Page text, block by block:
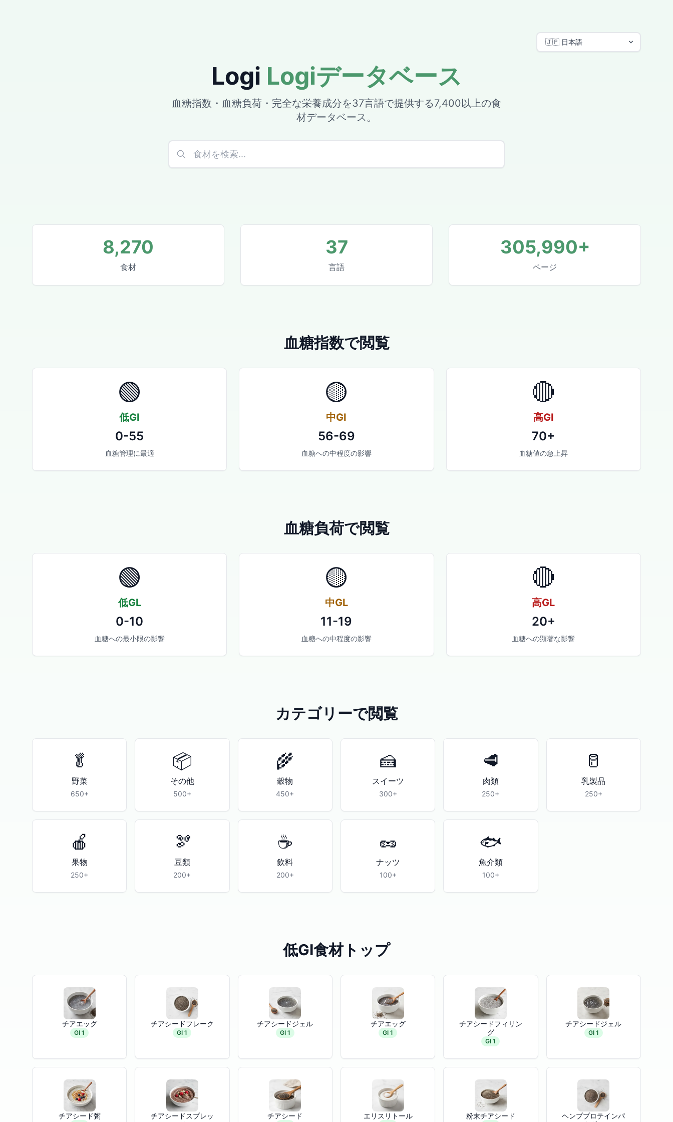
Logi Logiデータベース
血糖指数・血糖負荷・完全な栄養成分を37言語で提供する7,400以上の食
材データベース。
8,270
食材
37
言語
305,990+
ページ
血糖指数で閲覧
🟢
低GI
0-55
血糖管理に最適
🟡
中GI
56-69
血糖への中程度の影響
🔴
高GI
70+
血糖値の急上昇
血糖負荷で閲覧
🟢
低GL
0-10
血糖への最小限の影響
🟡
中GL
11-19
血糖への中程度の影響
🔴
高GL
20+
血糖への顕著な影響
カテゴリーで閲覧
🥬
野菜
650+
📦
その他
500+
🌾
穀物
450+
🍰
スイーツ
300+
🥩
肉類
250+
🥛
乳製品
250+
🍎
果物
250+
🫘
豆類
200+
☕
飲料
200+
🥜
ナッツ
100+
🐟
魚介類
100+
低GI食材トップ
チアエッグ
GI 1
チアシードフレーク
GI 1
チアシードジェル
GI 1
チアエッグ
GI 1
チアシードフィリン
グ
GI 1
チアシードジェル
GI 1
チアシード粥
チアシードスプレッ
チアシード エリスリトール 粉末チアシード
ヘンププロテインパ